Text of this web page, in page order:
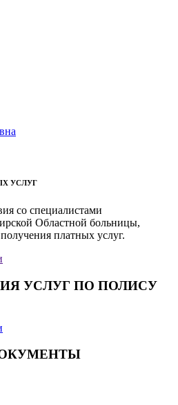
УСЛУГ
со специалистами
Областной больницы,
платных услуг.
УСЛУГ ПО ПОЛИСУ